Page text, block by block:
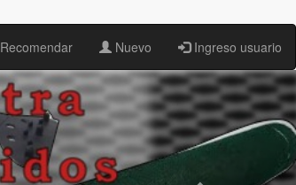
Recomendar Nuevo Ingreso usuario